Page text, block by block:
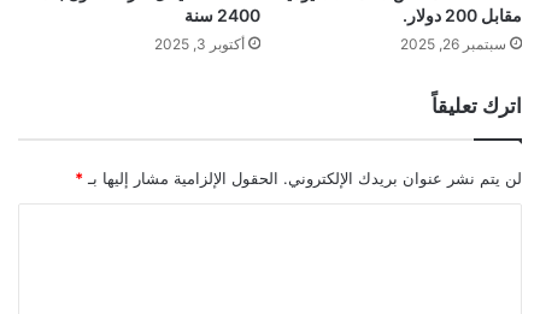
مقابل 200 دولار.
سبتمبر 26, 2025
2400 سنة
أكتوبر 3, 2025
اترك تعليقاً
لن يتم نشر عنوان بريدك الإلكتروني. الحقول الإلزامية مشار إليها بـ *